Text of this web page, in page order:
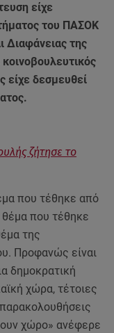
είχε
του ΠΑΣΟΚ
Διαφάνειας της
δεσμευθεί
ζήτησε το
που τέθηκε από
που τέθηκε
της
Προφανώς είναι
δημοκρατική
χώρα, τέτοιες
χώρο» ανέφερε